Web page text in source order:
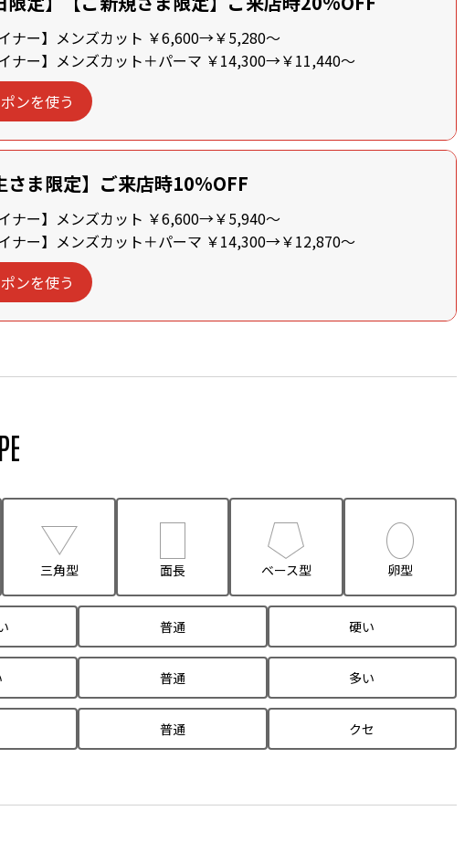
イナー】メンズカット ￥6,600→￥5,280～
イナー】メンズカット＋パーマ ￥14,300→￥11,440～
ンを使う
さま限定】ご来店時10%OFF
イナー】メンズカット ￥6,600→￥5,940～
イナー】メンズカット＋パーマ ￥14,300→￥12,870～
ンを使う
三角型 面長 ベース型 卵型
普通 硬い
普通 多い
普通 クセ